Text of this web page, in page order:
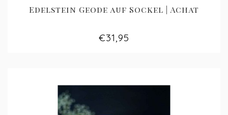
Edelstein Geode auf Sockel | Achat
€31,95